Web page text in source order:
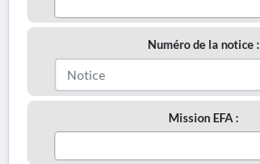
Numéro de la notice :
Mission EFA :